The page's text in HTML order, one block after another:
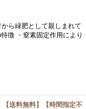
ら緑肥として親しまれて
徴 ・窒素固定作用により
送料無料】【時間指定不